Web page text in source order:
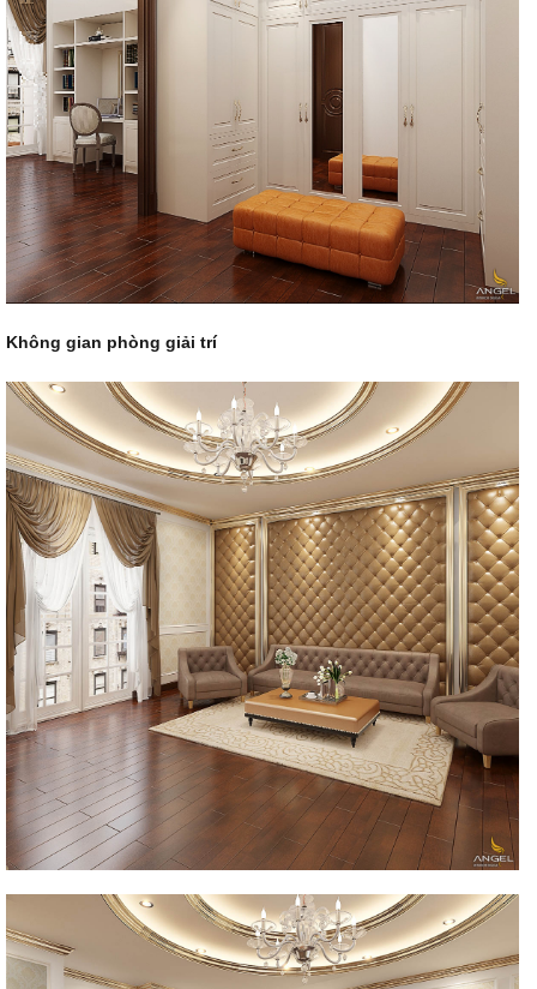
Không gian phòng giải trí